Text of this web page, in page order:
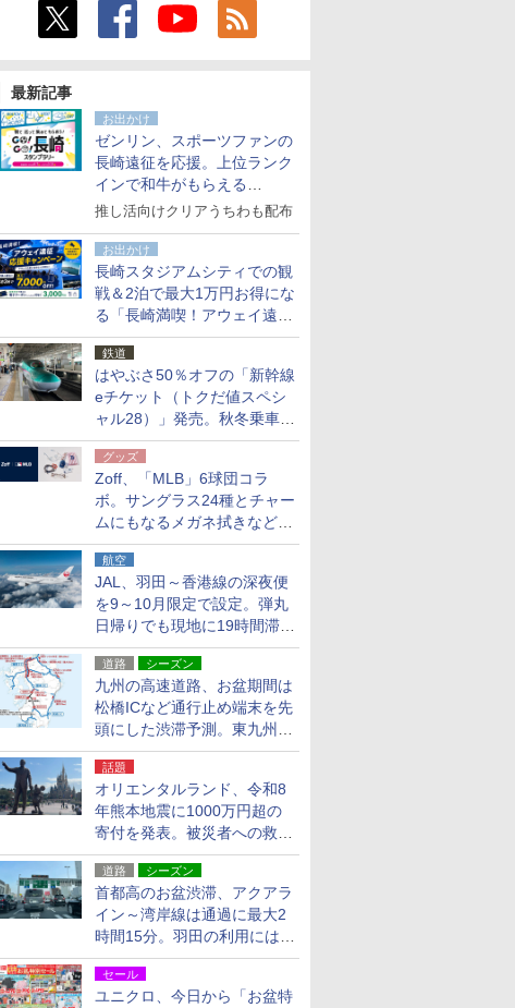
最新記事
お出かけ
ゼンリン、スポーツファンの
長崎遠征を応援。上位ランク
インで和牛がもらえる
「GO！GO！長崎スタンプラ
推し活向けクリアうちわも配布
お出かけ
長崎スタジアムシティでの観
戦＆2泊で最大1万円お得にな
る「長崎満喫！アウェイ遠征
応援キャンペーン」
鉄道
はやぶさ50％オフの「新幹線
eチケット（トクだ値スペシ
ャル28）」発売。秋冬乗車
分、えきねっと限定
グッズ
Zoff、「MLB」6球団コラ
ボ。サングラス24種とチャー
ムにもなるメガネ拭きなど雑
貨24種
航空
JAL、羽田～香港線の深夜便
を9～10月限定で設定。弾丸
日帰りでも現地に19時間滞在
できる
道路 シーズン
九州の高速道路、お盆期間は
松橋ICなど通行止め端末を先
頭にした渋滞予測。東九州道
への迂回は料金調整を実施
話題
オリエンタルランド、令和8
年熊本地震に1000万円超の
寄付を発表。被災者への救援
活動・復旧支援
道路 シーズン
首都高のお盆渋滞、アクアラ
イン～湾岸線は通過に最大2
時間15分。羽田の利用には
「空港西出口」の利用検討を
セール
ユニクロ、今日から「お盆特